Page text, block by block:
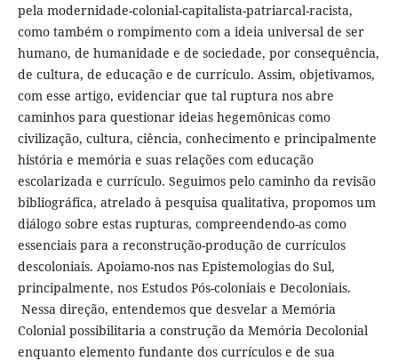
pela modernidade-colonial-capitalista-patriarcal-racista,
como também o rompimento com a ideia universal de ser
humano, de humanidade e de sociedade, por consequência,
de cultura, de educação e de currículo. Assim, objetivamos,
com esse artigo, evidenciar que tal ruptura nos abre
caminhos para questionar ideias hegemônicas como
civilização, cultura, ciência, conhecimento e principalmente
história e memória e suas relações com educação
escolarizada e currículo. Seguimos pelo caminho da revisão
bibliográfica, atrelado à pesquisa qualitativa, propomos um
diálogo sobre estas rupturas, compreendendo-as como
essenciais para a reconstrução-produção de currículos
descoloniais. Apoiamo-nos nas Epistemologias do Sul,
principalmente, nos Estudos Pós-coloniais e Decoloniais.
Nessa direção, entendemos que desvelar a Memória
Colonial possibilitaria a construção da Memória Decolonial
enquanto elemento fundante dos currículos e de sua